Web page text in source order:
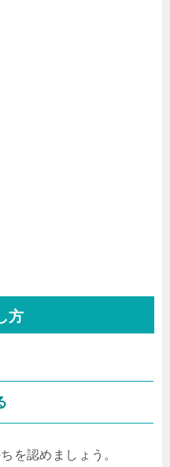
方
を認めましょう。